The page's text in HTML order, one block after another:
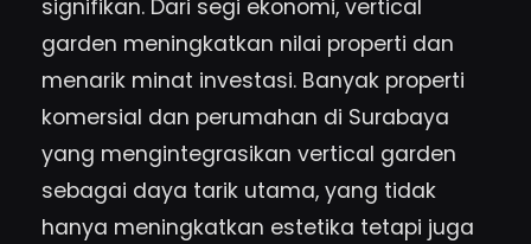
signifikan. Dari segi ekonomi, vertical
garden meningkatkan nilai properti dan
menarik minat investasi. Banyak properti
komersial dan perumahan di Surabaya
yang mengintegrasikan vertical garden
sebagai daya tarik utama, yang tidak
hanya meningkatkan estetika tetapi juga